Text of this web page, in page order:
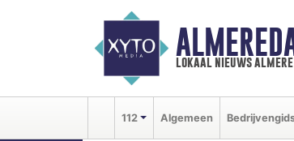
lokaal nieuws
112 Algemeen